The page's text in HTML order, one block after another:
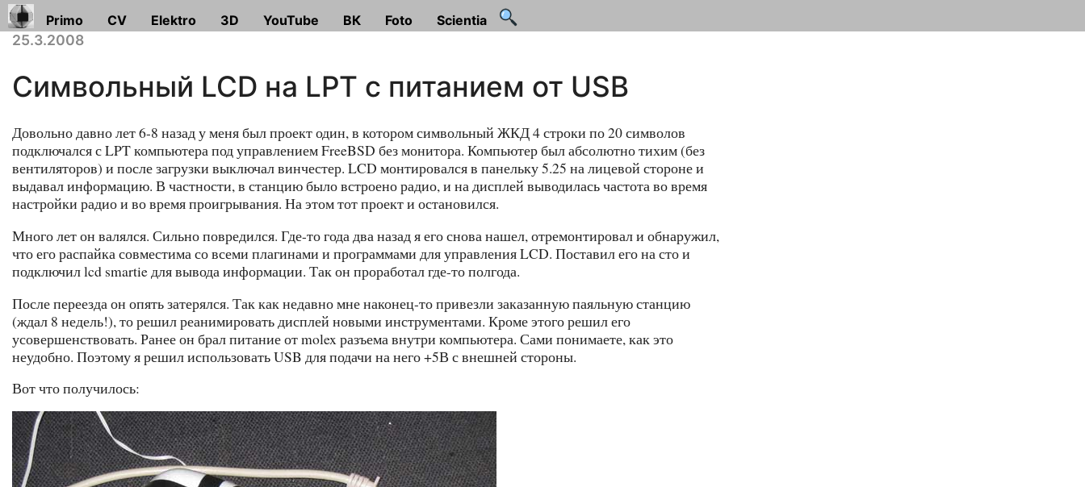
Primo CV Elektro 3D YouTube ВК Foto Scientia
25.3.2008
Символьный LCD на LPT с питанием от USB
Довольно давно лет 6-8 назад у меня был проект один, в котором символьный ЖКД 4 строки по 20 символов
подключался с LPT компьютера под управлением FreeBSD без монитора. Компьютер был абсолютно тихим (без
вентиляторов) и после загрузки выключал винчестер. LCD монтировался в панельку 5.25 на лицевой стороне и
выдавал информацию. В частности, в станцию было встроено радио, и на дисплей выводилась частота во время
настройки радио и во время проигрывания. На этом тот проект и остановился.
Много лет он валялся. Сильно повредился. Где-то года два назад я его снова нашел, отремонтировал и обнаружил,
что его распайка совместима со всеми плагинами и программами для управления LCD. Поставил его на сто и
подключил lcd smartie для вывода информации. Так он проработал где-то полгода.
После переезда он опять затерялся. Так как недавно мне наконец-то привезли заказанную паяльную станцию
(ждал 8 недель!), то решил реанимировать дисплей новыми инструментами. Кроме этого решил его
усовершенствовать. Ранее он брал питание от molex разъема внутри компьютера. Сами понимаете, как это
неудобно. Поэтому я решил использовать USB для подачи на него +5В с внешней стороны.
Вот что получилось: